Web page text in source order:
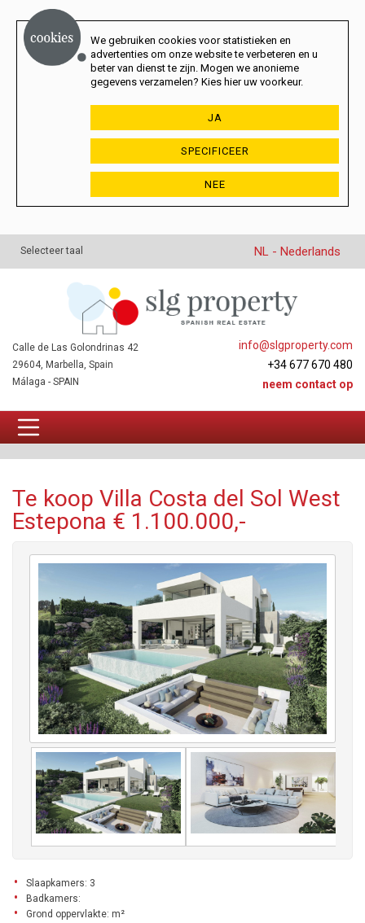
We gebruiken cookies voor statistieken en
advertenties om onze website te verbeteren en u
beter van dienst te zijn. Mogen we anonieme
gegevens verzamelen? Kies hier uw voorkeur.
JA
SPECIFICEER
NEE
Selecteer taal NL - Nederlands
info@slgproperty.com
+34 677 670 480
neem contact op
Calle de Las Golondrinas 42
29604, Marbella, Spain
Málaga - SPAIN
Te koop Villa Costa del Sol West
Estepona € 1.100.000,-
Slaapkamers: 3
Badkamers:
Grond oppervlakte: m²